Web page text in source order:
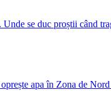
se duc proștii când
apa în Zona de